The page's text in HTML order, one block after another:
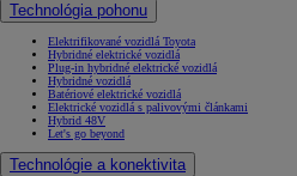
Technológia pohonu
Elektrifikované vozidlá Toyota
Hybridné elektrické vozidlá
Plug-in hybridné elektrické vozidlá
Hybridné vozidlá
Batériové elektrické vozidlá
Elektrické vozidlá s palivovými článkami
Hybrid 48V
Let's go beyond
Technológie a konektivita